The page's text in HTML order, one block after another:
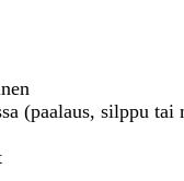
(paalaus, silppu tai